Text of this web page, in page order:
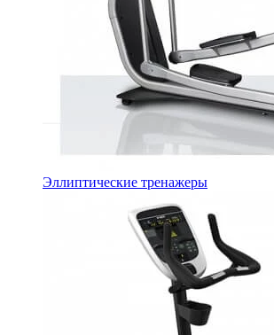
Эллиптические тренажеры